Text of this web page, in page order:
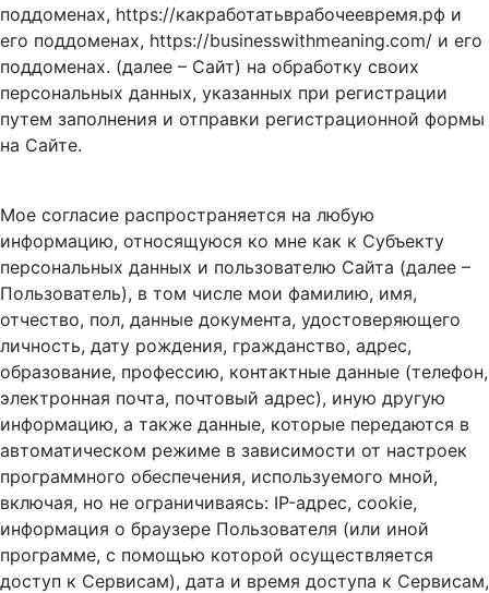
поддоменах, https://какработатьврабочеевремя.рф и
его поддоменах, https://businesswithmeaning.com/ и его
поддоменах. (далее – Сайт) на обработку своих
персональных данных, указанных при регистрации
путем заполнения и отправки регистрационной формы
на Сайте.
Мое согласие распространяется на любую
информацию, относящуюся ко мне как к Субъекту
персональных данных и пользователю Сайта (далее –
Пользователь), в том числе мои фамилию, имя,
отчество, пол, данные документа, удостоверяющего
личность, дату рождения, гражданство, адрес,
образование, профессию, контактные данные (телефон,
электронная почта, почтовый адрес), иную другую
информацию, а также данные, которые передаются в
автоматическом режиме в зависимости от настроек
программного обеспечения, используемого мной,
включая, но не ограничиваясь: IP-адрес, cookie,
информация о браузере Пользователя (или иной
программе, с помощью которой осуществляется
доступ к Сервисам), дата и время доступа к Сервисам,